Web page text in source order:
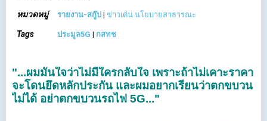
หมวดหมู่ รายงาน-สกู๊ป | ข่าวเด่น นโยบายสาธารณะ
Tags ประมูล5G | กสทช
"...ผมมั่นใจว่าไม่มีใครกลับใจ เพราะถ้าไม่เคาะราคา
จะโดนยึดหลักประกัน และผมอยากเรียนว่าตกขบวน
ไม่ได้ อย่าตกขบวนรถไฟ 5G..."